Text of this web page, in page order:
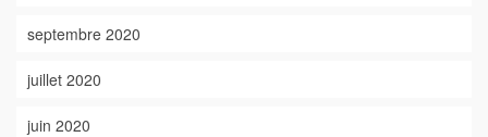
septembre 2020
juillet 2020
juin 2020